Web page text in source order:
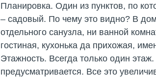
Планировка. Один из пунктов, по
– садовый. По чему это видно? В
отдельного санузла, ни ванной
гостиная, кухонька да прихожая,
Этажность. Всегда только один
предусматривается. Все это